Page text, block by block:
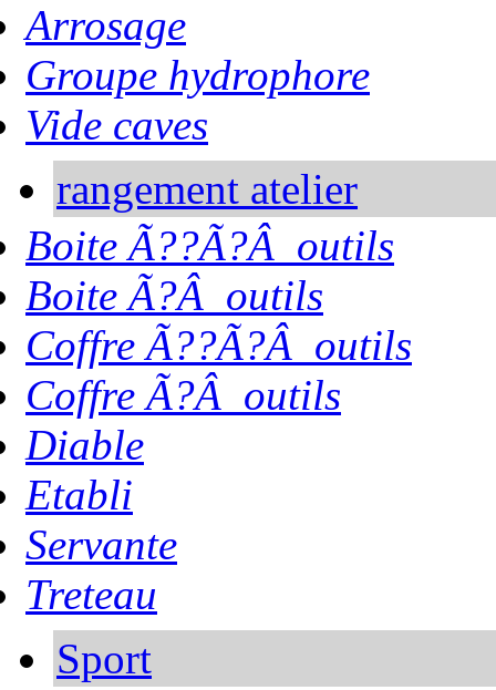
Arrosage
Groupe hydrophore
Vide caves
rangement atelier
Boite Ã??Ã?Â outils
Boite Ã?Â outils
Coffre Ã??Ã?Â outils
Coffre Ã?Â outils
Diable
Etabli
Servante
Treteau
Sport